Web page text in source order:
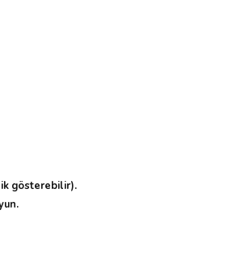
gösterebilir).